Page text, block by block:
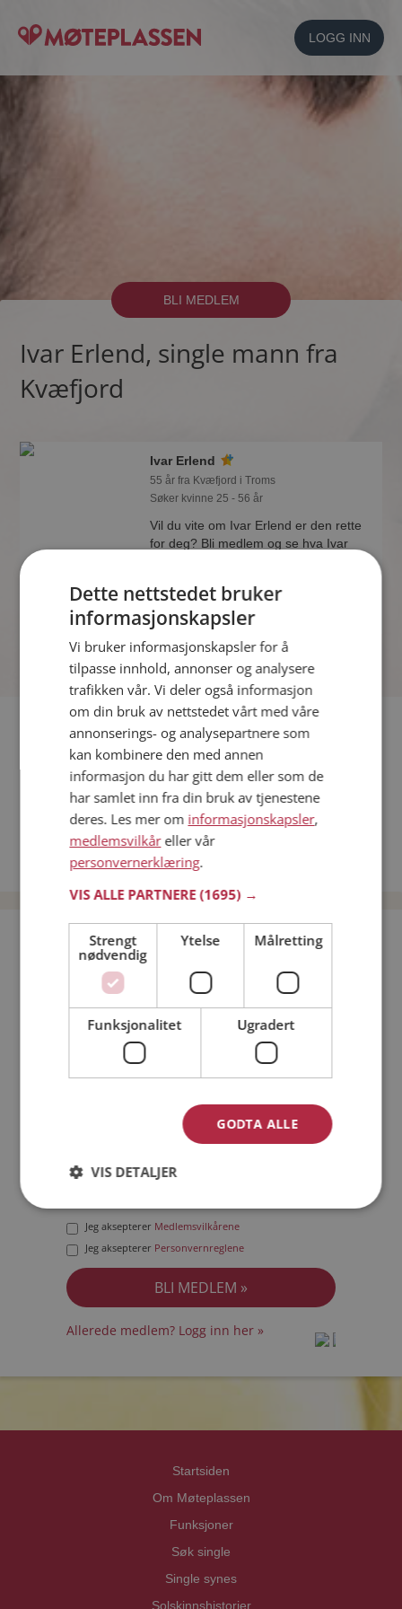
LOGG INN
BLI MEDLEM
Ivar Erlend, single mann fra
Kvæfjord
Ivar Erlend
55 år fra Kvæfjord i Troms
Søker kvinne 25 - 56 år
Vil du vite om Ivar Erlend er den rette
for deg? Bli medlem og se hva Ivar
selv?
Fler single
Flere singlemenn fra Kvæfjord:Jon Henrik, Tommy,
Pavelharstad
Kvinner fra Kvæfjord
Date kvinner i Norge
Date menn i Norge
Bli medlem gratis!
Jeg er en: Mann Kvinne
Min alder:
Jeg aksepterer Medlemsvilkårene
Jeg aksepterer Personvernreglene
Allerede medlem? Logg inn her »
Startsiden
Om Møteplassen
Funksjoner
Søk single
Single synes
Solskinnshistorier
Dette nettstedet bruker
informasjonskapsler
Vi bruker informasjonskapsler for å
tilpasse innhold, annonser og analysere
trafikken vår. Vi deler også informasjon
om din bruk av nettstedet vårt med våre
annonserings- og analysepartnere som
kan kombinere den med annen
informasjon du har gitt dem eller som de
har samlet inn fra din bruk av tjenestene
deres. Les mer om informasjonskapsler,
medlemsvilkåreller vår
personvernerklæring.
VIS ALLE PARTNERE(1695) →
Strengt
nødvendig
Ytelse Målretting
Funksjonalitet Ugradert
GODTA ALLE
VIS DETALJER